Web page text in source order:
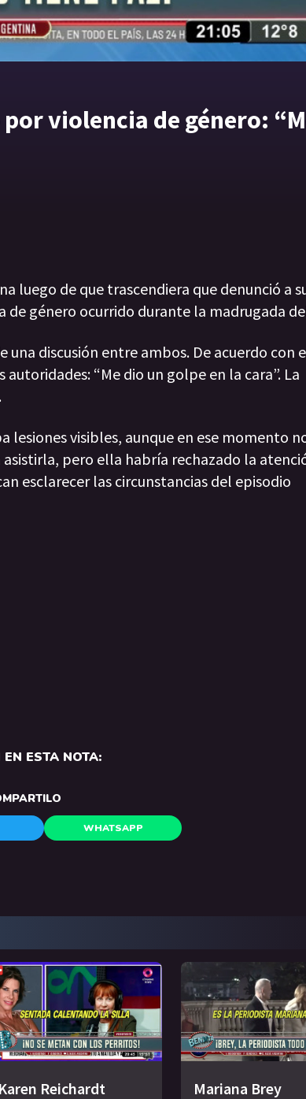
violencia de género:
luego de que trascendiera que denunció a
género ocurrido durante la madrugada
discusión entre ambos. De acuerdo con
“Me dio un golpe en la cara”. La
lesiones visibles, aunque en ese momento
pero ella habría rechazado la
esclarecer las circunstancias del episodio
ESTA NOTA:
WHATSAPP
Karen Reichardt
Mariana Brey